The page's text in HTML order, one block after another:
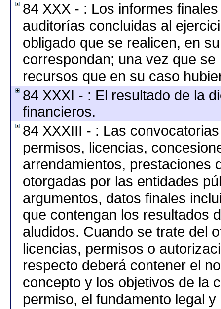
84 XXX - : Los informes
auditorías concluidas al
obligado que se realicen, en
correspondan; una vez que
recursos que en su caso
84 XXXI - : El resultado de la
financieros.
84 XXXIII - : Las
permisos, licencias,
arrendamientos, prestaciones
otorgadas por las entidades
argumentos, datos finales
que contengan los resultados
aludidos. Cuando se trate del
licencias, permisos o
respecto deberá contener el
concepto y los objetivos de la
permiso, el fundamento legal